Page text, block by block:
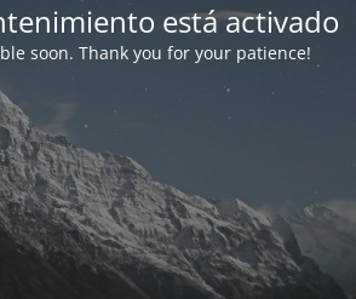
está activado
soon. Thank you for your patience!